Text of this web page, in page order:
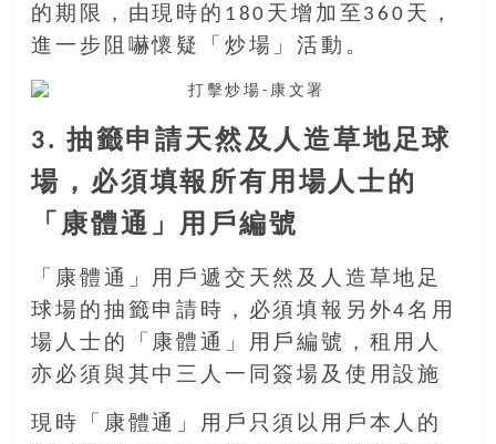
找
尋
樂
齡
藏。
一
同
觀
積
極
的
度，
的期限，由現時的180天增加至360天，
進一步阻嚇懷疑「炒場」活動。
3. 抽籤申請天然及人造草地足球
場，必須填報所有用場人士的
「康體通」用戶編號
「康體通」用戶遞交天然及人造草地足
球場的抽籤申請時，必須填報另外4名用
場人士的「康體通」用戶編號，租用人
亦必須與其中三人一同簽場及使用設施
現時「康體通」用戶只須以用戶本人的